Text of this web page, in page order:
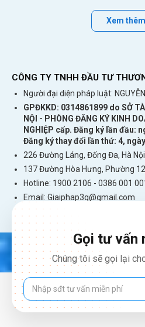
Những lợi ích khi mua
Có sẵn dữ liệu4G/5G
Không cần đăng ký
sử dụng tại Peru.
tin cá nhân.
Tiết kiệm thời gian du
phải tìm đường và chờ
Sim dùng cho điện
bảng, thiết bị phát wifi.
Sản Phẩm Liên Quan
Cục wifi Sahaha R9
100 Nước Không Cần
Bộ Phát Wifi Airtel TCL
Tốc Độ 150Mbps
Bộ phát wifi 4G
4G Với Tốc Độ Cao
Xem
CÔNG TY TNHH ĐẦU TƯ
Người đại diện pháp luật:
GPĐKKD: 0314861899 do SỞ
NỘI - PHÒNG ĐĂNG KÝ KINH
NGHIỆP cấp. Đăng ký lần đầu:
Đăng ký thay đổi lần thứ: 4,
226 Đường Láng, Đống Đa, Hà Nội
137 Đường Hòa Hưng, Phường
Hotline: 1900 2106 - 0386 001
Email: Giaiphap3g@gmail.com
Gọi tư vấn
Chúng tôi sẽ gọi lại